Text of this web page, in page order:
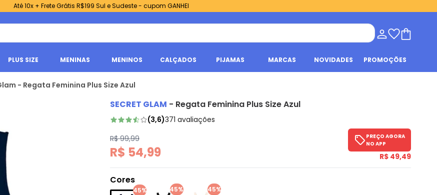
Até 10x + Frete Grátis R$199 Sul e Sudeste - cupom GANHEI
PLUS SIZE MENINAS MENINOS CALÇADOS PIJAMAS MARCAS NOVIDADES PROMOÇÕES
- Regata Feminina Plus Size Azul
SECRET GLAM - Regata Feminina Plus Size Azul
(3,6)371 avaliações
R$ 99,99
R$ 54,99
PREÇO AGORA
NO APP
R$ 49,49
Cores
45% 45% 45%